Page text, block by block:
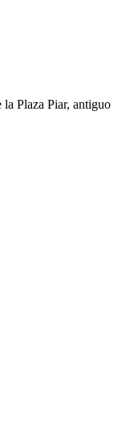
Plaza Piar, antiguo